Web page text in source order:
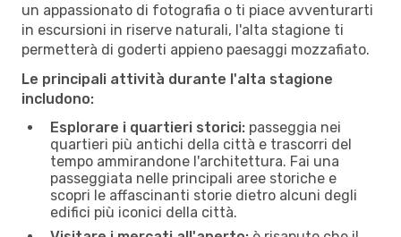
un appassionato di fotografia o ti piace avventurarti
in escursioni in riserve naturali, l'alta stagione ti
permetterà di goderti appieno paesaggi mozzafiato.
Le principali attività durante l'alta stagione
includono:
Esplorare i quartieri storici: passeggia nei
quartieri più antichi della città e trascorri del
tempo ammirandone l'architettura. Fai una
passeggiata nelle principali aree storiche e
scopri le affascinanti storie dietro alcuni degli
edifici più iconici della città.